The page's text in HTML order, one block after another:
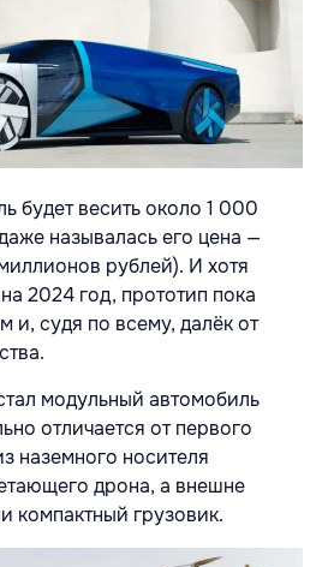
будет весить около 1 000
называлась его цена —
рублей). И хотя
2024 год, прототип пока
и, судя по всему, далёк от
модульный автомобиль
отличается от первого
наземного носителя
дрона, а внешне
компактный грузовик.